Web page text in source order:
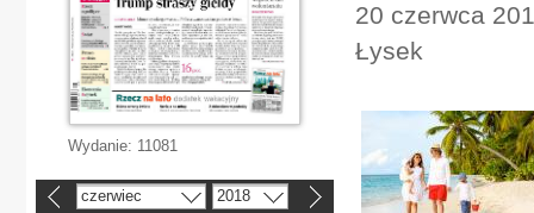
20 czerwca
Łysek
Wydanie: 11081
czerwiec 2018